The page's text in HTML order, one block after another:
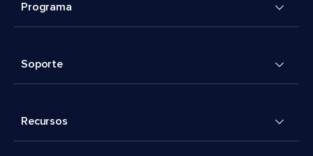
Programa
Soporte
Recursos